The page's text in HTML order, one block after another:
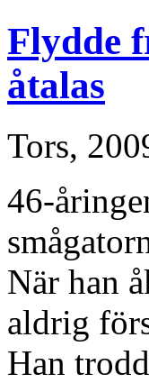
Flydde
åtalas
Tors,
46-
När han
aldrig
Han